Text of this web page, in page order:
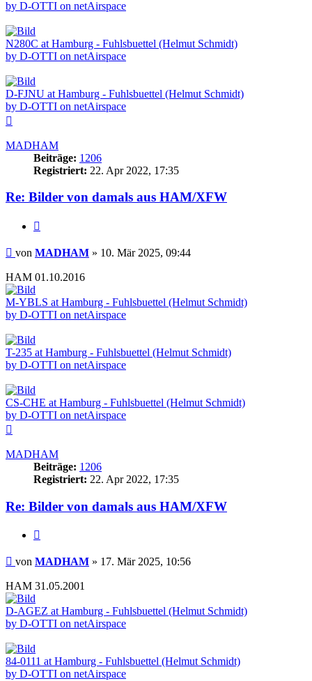
by D-OTTI on netAirspace
N280C at Hamburg - Fuhlsbuettel (Helmut Schmidt)
by D-OTTI on netAirspace
D-FJNU at Hamburg - Fuhlsbuettel (Helmut Schmidt)
by D-OTTI on netAirspace
MADHAM
Beiträge: 1206
Registriert: 22. Apr 2022, 17:35
Re: Bilder von damals aus HAM/XFW
Beitrag
von MADHAM » 10. Mär 2025, 09:44
HAM 01.10.2016
M-YBLS at Hamburg - Fuhlsbuettel (Helmut Schmidt)
by D-OTTI on netAirspace
T-235 at Hamburg - Fuhlsbuettel (Helmut Schmidt)
by D-OTTI on netAirspace
CS-CHE at Hamburg - Fuhlsbuettel (Helmut Schmidt)
by D-OTTI on netAirspace
MADHAM
Beiträge: 1206
Registriert: 22. Apr 2022, 17:35
Re: Bilder von damals aus HAM/XFW
Beitrag
von MADHAM » 17. Mär 2025, 10:56
HAM 31.05.2001
D-AGEZ at Hamburg - Fuhlsbuettel (Helmut Schmidt)
by D-OTTI on netAirspace
84-0111 at Hamburg - Fuhlsbuettel (Helmut Schmidt)
by D-OTTI on netAirspace